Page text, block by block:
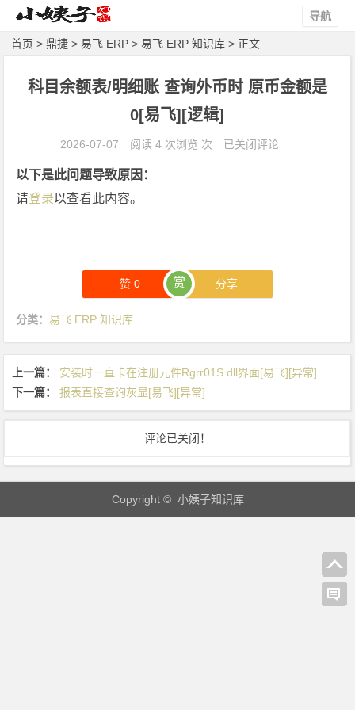
导航
首页 >鼎捷 >易飞 ERP >易飞 ERP 知识库 > 正文
科目余额表/明细账 查询外币时 原币金额是
0[易飞][逻辑]
2026-07-07 阅读 4 次浏览 次
科
账
查
外
币
是
0
[易
已关闭评论
以下是此问题导致原因：
请登录以查看此内容。
赞0 赏 分享
分类： 易飞 ERP 知识库
上一篇：
安装时一直卡在注册元件Rgrr01S.dll界面[易飞][异常]
下一篇：
报表直接查询灰显[易飞][异常]
评论已关闭！
Copyright © 小姨子知识库